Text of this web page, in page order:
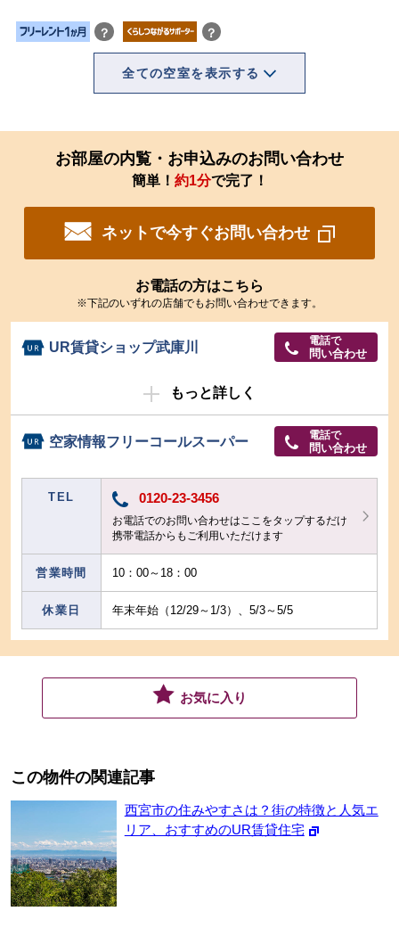
？ ？
全ての空室を表示する
お部屋の内覧・お申込みのお問い合わせ
簡単！ 約1分で完了！
ネットで今すぐお問い合わせ
お電話の方はこちら
※下記のいずれの店舗でもお問い合わせできます。
UR賃貸ショップ武庫川 電話で
問い合わせ
もっと詳しく
空家情報フリーコールスーパー 電話で
問い合わせ
TEL 0120-23-3456
お電話でのお問い合わせはここをタップするだけ
携帯電話からもご利用いただけます
営業時間 10：00～18：00
休業日 年末年始（12/29～1/3）、5/3～5/5
お気に入り
この物件の関連記事
西宮市の住みやすさは？街の特徴と人気エ
リア、おすすめのUR賃貸住宅